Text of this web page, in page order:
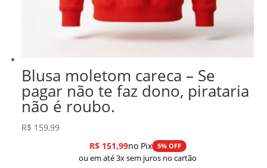
Blusa moletom careca – Se
pagar não te faz dono, pirataria
não é roubo.
R$ 159,99
R$151,99no Pix 5% OFF
ou em até 3x sem juros no cartão